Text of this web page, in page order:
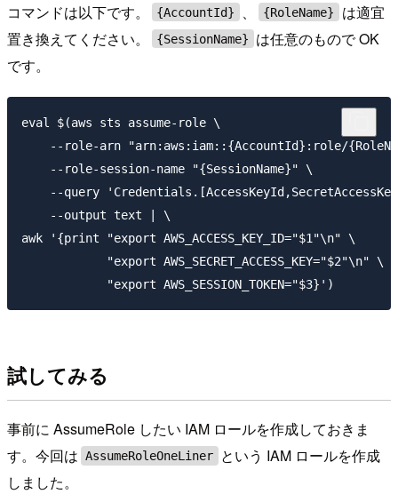
コマンドは以下です。 {AccountId} 、 {RoleName}
は適宜
置き換えてください。
{SessionName}
は任意のもので OK
です。
eval $(aws sts assume-role \
--role-arn "arn:aws:iam::{AccountId}:role/
    --role-session-name "{SessionName}" \
--query
    --output text | \
awk '{print "export AWS_ACCESS_KEY_ID="$1"\n" \
            "export AWS_SECRET_ACCESS_KEY="$2"\n" \
試してみる
事前に AssumeRole したい IAM ロールを作成しておきま
す。今回は AssumeRoleOneLiner
という IAM ロールを作成
しました。